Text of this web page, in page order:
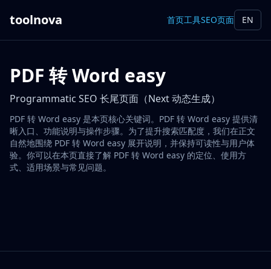
toolnova 首页工具SEO页面 EN
PDF 转 Word easy
Programmatic SEO 长尾页面（Next 动态生成）
PDF 转 Word easy 是本页核心关键词。PDF 转 Word easy 提供清
晰入口、功能说明与操作步骤。为了提升搜索匹配度，我们在正文
自然地围绕 PDF 转 Word easy 展开说明，并保持可读性与用户体
验。你可以在本页直接了解 PDF 转 Word easy 的定位、使用方
式、适用场景与常见问题。